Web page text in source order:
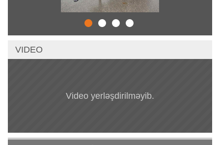
VIDEO
Video yerləşdirilməyib.